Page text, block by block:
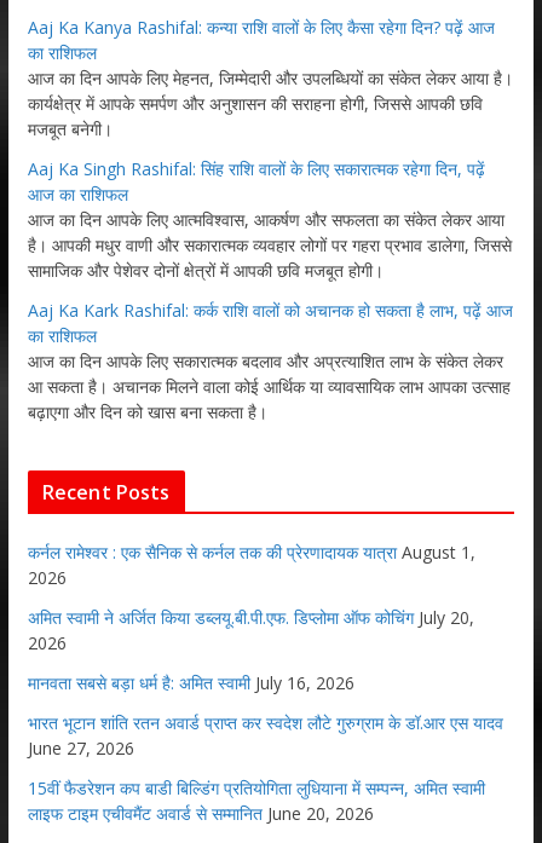
Aaj Ka Kanya Rashifal: कन्या राशि वालों के लिए कैसा रहेगा दिन? पढ़ें आज
का राशिफल
आज का दिन आपके लिए मेहनत, जिम्मेदारी और उपलब्धियों का संकेत लेकर आया है।
कार्यक्षेत्र में आपके समर्पण और अनुशासन की सराहना होगी, जिससे आपकी छवि
मजबूत बनेगी।
Aaj Ka Singh Rashifal: सिंह राशि वालों के लिए सकारात्मक रहेगा दिन, पढ़ें
आज का राशिफल
आज का दिन आपके लिए आत्मविश्वास, आकर्षण और सफलता का संकेत लेकर आया
है। आपकी मधुर वाणी और सकारात्मक व्यवहार लोगों पर गहरा प्रभाव डालेगा, जिससे
सामाजिक और पेशेवर दोनों क्षेत्रों में आपकी छवि मजबूत होगी।
Aaj Ka Kark Rashifal: कर्क राशि वालों को अचानक हो सकता है लाभ, पढ़ें आज
का राशिफल
आज का दिन आपके लिए सकारात्मक बदलाव और अप्रत्याशित लाभ के संकेत लेकर
आ सकता है। अचानक मिलने वाला कोई आर्थिक या व्यावसायिक लाभ आपका उत्साह
बढ़ाएगा और दिन को खास बना सकता है।
Recent Posts
कर्नल रामेश्वर : एक सैनिक से कर्नल तक की प्रेरणादायक यात्रा August 1,
2026
अमित स्वामी ने अर्जित किया डब्लयू.बी.पी.एफ. डिप्लोमा ऑफ कोचिंग July 20,
2026
मानवता सबसे बड़ा धर्म है: अमित स्वामी July 16, 2026
भारत भूटान शांति रतन अवार्ड प्राप्त कर स्वदेश लौटे गुरुग्राम के डॉ.आर एस यादव
June 27, 2026
15वीं फैडरेशन कप बाडी बिल्डिंग प्रतियोगिता लुधियाना में सम्पन्न, अमित स्वामी
लाइफ टाइम एचीवमैंट अवार्ड से सम्मानित June 20, 2026